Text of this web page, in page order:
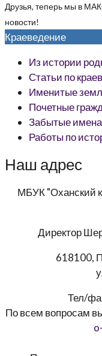
Друзья, теперь мы в
новости!
Краеведение
Из истории
Статьи по
Именитые
Почетные
Забытые имена
Работы по
Наш адрес
МБУК "Оханский
Директор
618100,
Тел/
По всем вопросам